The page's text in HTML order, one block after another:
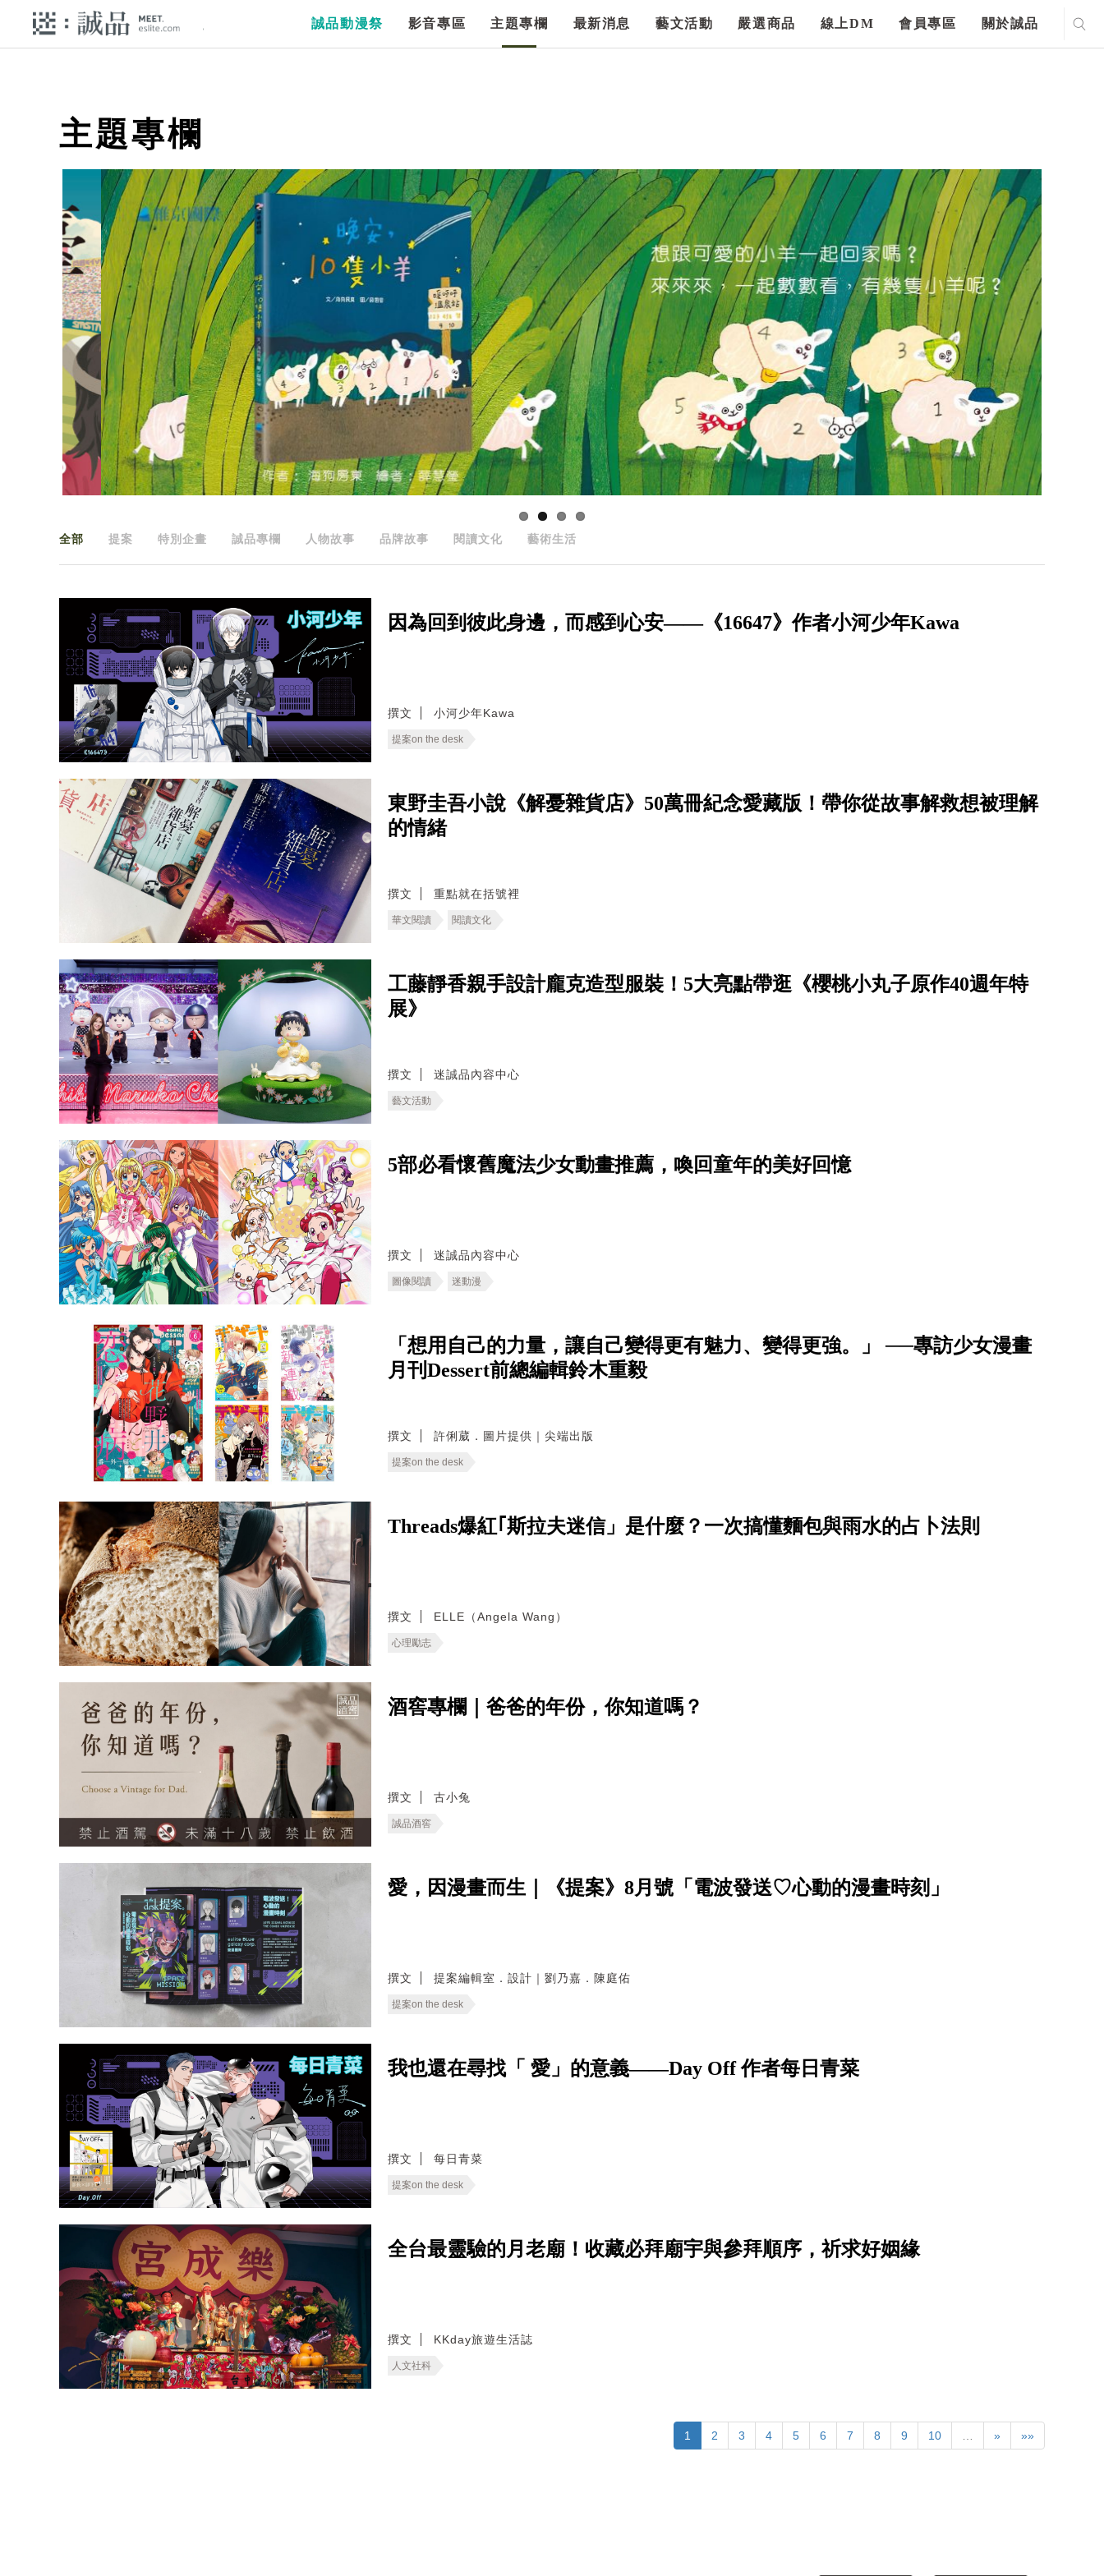
誠品動漫祭 影音專區 主題專欄 最新消息 藝文活動 嚴選商品 線上DM 會員專區 關於誠品
主題專欄
全部 提案 特別企畫 誠品專欄 人物故事 品牌故事 閱讀文化 藝術生活
因為回到彼此身邊，而感到心安——《16647》作者小河少年Kawa
撰文 小河少年Kawa
提案on the desk
東野圭吾小說《解憂雜貨店》50萬冊紀念愛藏版！帶你從故事解救想被理解
的情緒
撰文 重點就在括號裡
華文閱讀 閱讀文化
工藤靜香親手設計龐克造型服裝！5大亮點帶逛《櫻桃小丸子原作40週年特
展》
撰文 迷誠品內容中心
藝文活動
5部必看懷舊魔法少女動畫推薦，喚回童年的美好回憶
撰文 迷誠品內容中心
圖像閱讀 迷動漫
「想用自己的力量，讓自己變得更有魅力、變得更強。」 ──專訪少女漫畫
月刊Dessert前總編輯鈴木重毅
撰文 許俐葳．圖片提供｜尖端出版
提案on the desk
Threads爆紅｢斯拉夫迷信」是什麼？一次搞懂麵包與雨水的占卜法則
撰文 ELLE（Angela Wang）
心理勵志
酒窖專欄｜爸爸的年份，你知道嗎？
撰文 古小兔
誠品酒窖
愛，因漫畫而生｜《提案》8月號「電波發送♡心動的漫畫時刻」
撰文 提案編輯室．設計｜劉乃嘉．陳庭佑
提案on the desk
我也還在尋找「 愛」的意義——Day Off 作者每日青菜
撰文 每日青菜
提案on the desk
全台最靈驗的月老廟！收藏必拜廟宇與參拜順序，祈求好姻緣
撰文 KKday旅遊生活誌
人文社科
1 2 3 4 5 6 7 8 9 10 … » »»